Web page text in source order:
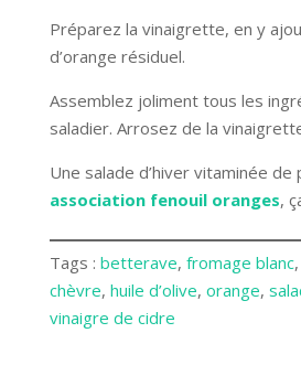
Préparez la vinaigrette, en y
d’orange résiduel.
Assemblez joliment tous les
saladier. Arrosez de la
Une salade d’hiver vitaminée de
association fenouil oranges,
Tags : betterave, fromage blanc,
chèvre, huile d’olive, orange,
vinaigre de cidre